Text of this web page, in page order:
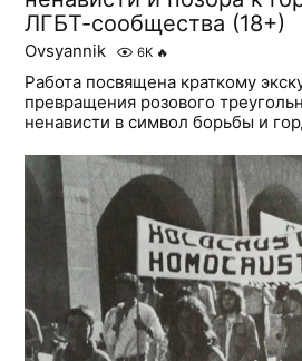
ЛГБТ-сообщества (18+)
Ovsyannik 6K 🔥
Работа посвящена краткому
превращения розового
ненависти в символ борьбы и